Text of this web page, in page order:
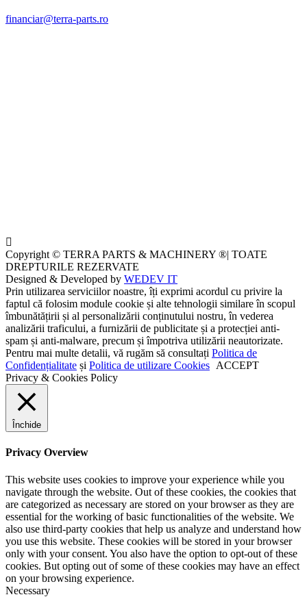
financiar@terra-parts.ro
Copyright © TERRA PARTS & MACHINERY ®| TOATE
DREPTURILE REZERVATE
Designed & Developed by WEDEV IT
Prin utilizarea serviciilor noastre, îți exprimi acordul cu privire la
faptul că folosim module cookie și alte tehnologii similare în scopul
îmbunătățirii și al personalizării conținutului nostru, în vederea
analizării traficului, a furnizării de publicitate și a protecției anti-
spam și anti-malware, precum și împotriva utilizării neautorizate.
Pentru mai multe detalii, vă rugăm să consultați Politica de
Confidențialitate și Politica de utilizare Cookies ACCEPT
Privacy & Cookies Policy
Închide
Privacy Overview
This website uses cookies to improve your experience while you
navigate through the website. Out of these cookies, the cookies that
are categorized as necessary are stored on your browser as they are
essential for the working of basic functionalities of the website. We
also use third-party cookies that help us analyze and understand how
you use this website. These cookies will be stored in your browser
only with your consent. You also have the option to opt-out of these
cookies. But opting out of some of these cookies may have an effect
on your browsing experience.
Necessary